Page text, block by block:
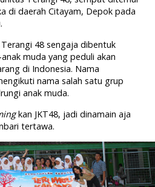
di daerah Citayam, Depok pada
48 sengaja dibentuk
muda yang peduli akan
di Indonesia. Nama
nama salah satu grup
anak muda.
kan JKT48, jadi dinamain aja
tertawa.